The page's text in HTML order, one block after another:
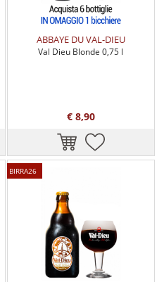
ABBAYE DU VAL-DIEU
Val Dieu Blonde 0,75 l
€ 8,90
BIRRA26